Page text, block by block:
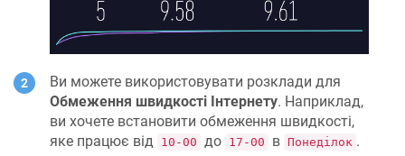
Ви можете використовувати розклади для
Обмеження швидкості Інтернету. Наприклад,
ви хочете встановити обмеження швидкості,
яке працює від
10-00 до 17-00 в Понеділок .